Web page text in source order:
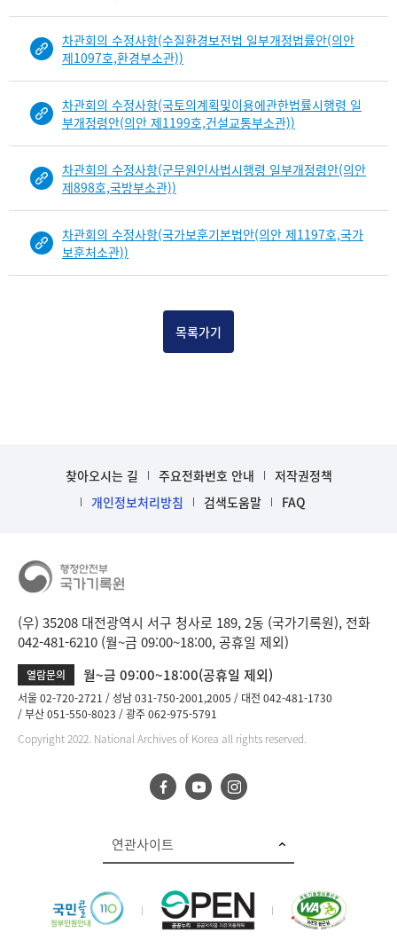
차관회의 수정사항(수질환경보전법 일부개정법률안(의안
제1097호,환경부소관))
차관회의 수정사항(국토의계획및이용에관한법률시행령 일
부개정령안(의안 제1199호,건설교통부소관))
차관회의 수정사항(군무원인사법시행령 일부개정령안(의안
제898호,국방부소관))
차관회의 수정사항(국가보훈기본법안(의안 제1197호,국가
보훈처소관))
목록가기
찾아오시는 길 주요전화번호 안내
저작권정책
개인정보처리방침
검색도움말 FAQ
(우) 35208 대전광역시 서구 청사로 189, 2동 (국가기록원), 전화
042-481-6210 (월~금 09:00~18:00, 공휴일 제외)
열람문의 월~금 09:00~18:00(공휴일 제외)
서울 02-720-2721 성남 031-750-2001,2005
대전 042-481-1730
부산 051-550-8023
광주 062-975-5791
Copyright 2022. National Archives of Korea all rights reserved.
연관사이트